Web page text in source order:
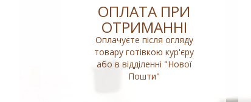
ОПЛАТА ПРИ
ОТРИМАННІ
Оплачуєте після огляду
товару готівкою кур'єру
або в відділенні "Нової
Пошти"